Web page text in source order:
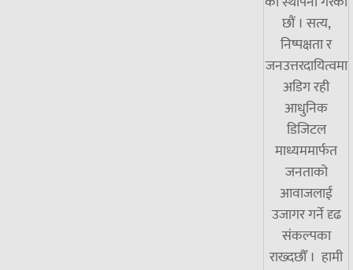
छौं । सत्य,
निष्पक्षता र
जनउत्तरदायित्वमा
अडिग रही
आधुनिक
डिजिटल
माध्यममार्फत
जनताको
आवाजलाई
उजागर गर्ने दृढ
संकल्पका
राख्दछौँ । हामी